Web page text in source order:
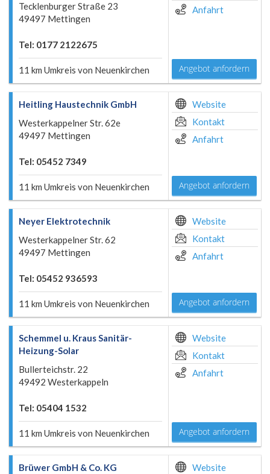
Tecklenburger Straße 23
49497 Mettingen
Tel: 0177 2122675
11 km Umkreis von Neuenkirchen
Anfahrt
Angebot anfordern
Heitling Haustechnik GmbH
Westerkappelner Str. 62e
49497 Mettingen
Tel: 05452 7349
11 km Umkreis von Neuenkirchen
Website
Kontakt
Anfahrt
Angebot anfordern
Neyer Elektrotechnik
Westerkappelner Str. 62
49497 Mettingen
Tel: 05452 936593
11 km Umkreis von Neuenkirchen
Website
Kontakt
Anfahrt
Angebot anfordern
Schemmel u. Kraus Sanitär-
Heizung-Solar
Bullerteichstr. 22
49492 Westerkappeln
Tel: 05404 1532
11 km Umkreis von Neuenkirchen
Website
Kontakt
Anfahrt
Angebot anfordern
Brüwer GmbH & Co. KG Website